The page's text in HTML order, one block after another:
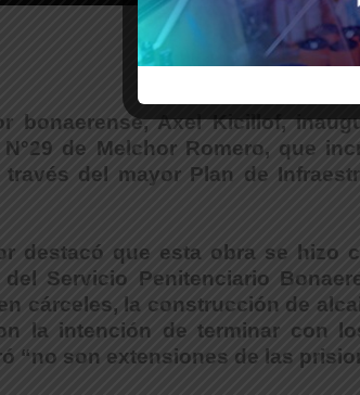
bonaerense, Axel Kicillof,
N°29 de Melchor Romero, que
través del mayor Plan de
destacó que esta obra se hizo
del Servicio Penitenciario
cárceles, la construcción de
la intención de terminar con
“no son extensiones de las